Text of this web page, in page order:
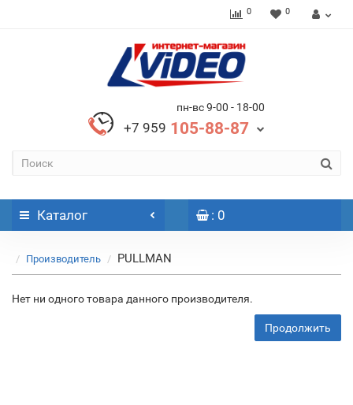
0 0
пн-вс 9-00 - 18-00
+7 959 105-88-87
Каталог : 0
Производитель PULLMAN
Нет ни одного товара данного производителя.
Продолжить